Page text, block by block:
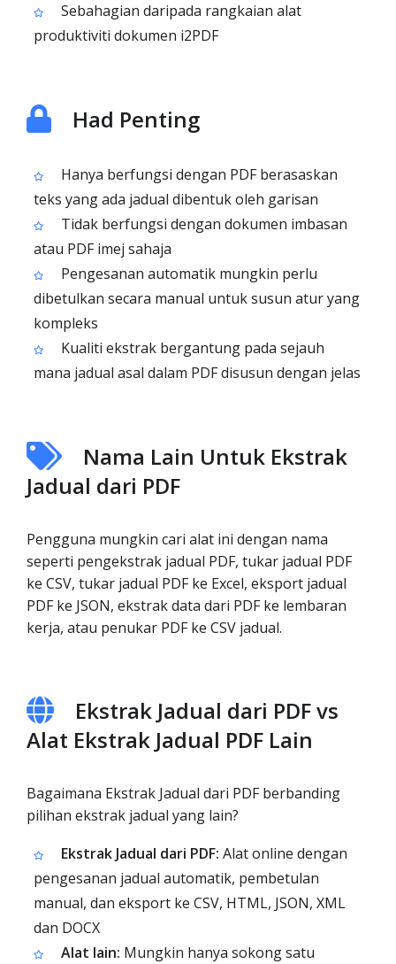
Sebahagian daripada rangkaian alat
produktiviti dokumen i2PDF
Had Penting
Hanya berfungsi dengan PDF berasaskan
teks yang ada jadual dibentuk oleh garisan
Tidak berfungsi dengan dokumen imbasan
atau PDF imej sahaja
Pengesanan automatik mungkin perlu
dibetulkan secara manual untuk susun atur yang
kompleks
Kualiti ekstrak bergantung pada sejauh
mana jadual asal dalam PDF disusun dengan jelas
Nama Lain Untuk Ekstrak
Jadual dari PDF
Pengguna mungkin cari alat ini dengan nama
seperti pengekstrak jadual PDF, tukar jadual PDF
ke CSV, tukar jadual PDF ke Excel, eksport jadual
PDF ke JSON, ekstrak data dari PDF ke lembaran
kerja, atau penukar PDF ke CSV jadual.
Ekstrak Jadual dari PDF vs
Alat Ekstrak Jadual PDF Lain
Bagaimana Ekstrak Jadual dari PDF berbanding
pilihan ekstrak jadual yang lain?
Ekstrak Jadual dari PDF: Alat online dengan
pengesanan jadual automatik, pembetulan
manual, dan eksport ke CSV, HTML, JSON, XML
dan DOCX
Alat lain: Mungkin hanya sokong satu